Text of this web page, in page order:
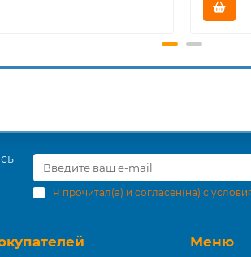
Я прочитал(а) и согласен(на) с
Меню